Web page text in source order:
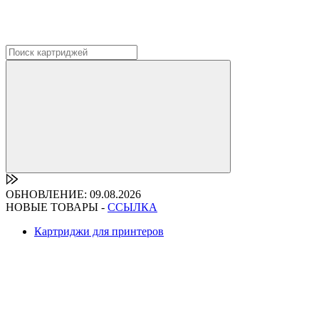
ОБНОВЛЕНИЕ: 09.08.2026
НОВЫЕ ТОВАРЫ - ССЫЛКА
Картриджи для принтеров